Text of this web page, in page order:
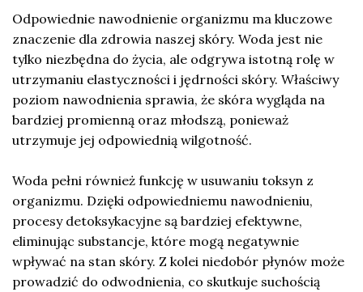
Odpowiednie nawodnienie organizmu ma kluczowe
znaczenie dla zdrowia naszej skóry. Woda jest nie
tylko niezbędna do życia, ale odgrywa istotną rolę w
utrzymaniu elastyczności i jędrności skóry. Właściwy
poziom nawodnienia sprawia, że skóra wygląda na
bardziej promienną oraz młodszą, ponieważ
utrzymuje jej odpowiednią wilgotność.
Woda pełni również funkcję w usuwaniu toksyn z
organizmu. Dzięki odpowiedniemu nawodnieniu,
procesy detoksykacyjne są bardziej efektywne,
eliminując substancje, które mogą negatywnie
wpływać na stan skóry. Z kolei niedobór płynów może
prowadzić do odwodnienia, co skutkuje suchością